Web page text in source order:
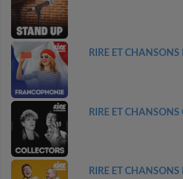
RIRE ET
RIRE ET CHANSONS
RIRE ET CHANSONS